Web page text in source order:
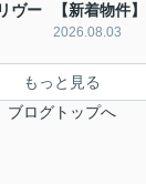
ヴー
【新着物件
2026.08.03
もっと見る
ブログトップへ